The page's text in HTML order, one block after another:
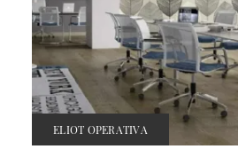
ELIOT OPERATIVA